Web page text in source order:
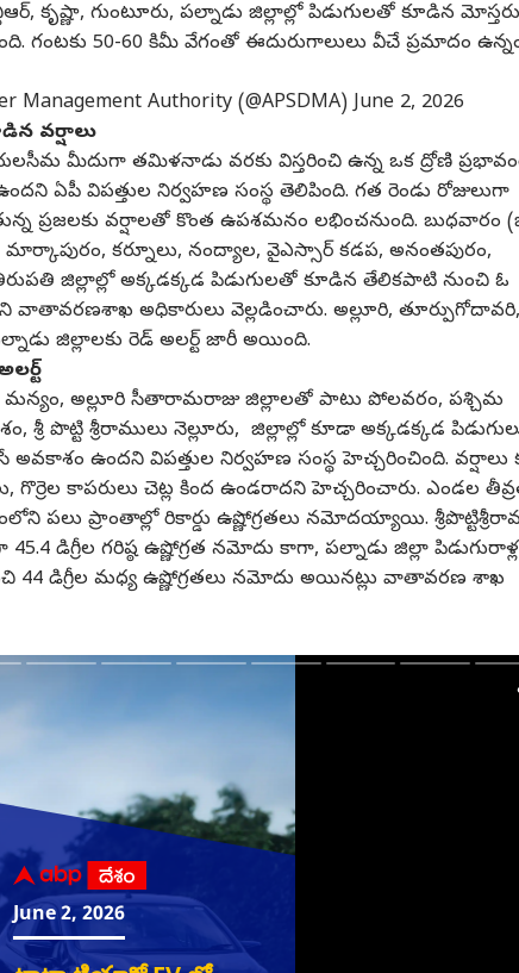
కృష్ణా, గుంటూరు, పల్నాడు జిల్లాల్లో పిడుగులతో కూడిన మోస్తరు
గంటకు 50-60 కిమీ వేగంతో ఈదురుగాలులు వీచే ప్రమాదం
Management Authority (@APSDMA)June 2, 2026
వర్షాలు
మీదుగా తమిళనాడు వరకు విస్తరించి ఉన్న ఒక ద్రోణి
ఏపీ విపత్తుల నిర్వహణ సంస్థ తెలిపింది. గత రెండు రోజులుగా
ప్రజలకు వర్షాలతో కొంత ఉపశమనం లభించనుంది. బుధవారం
మార్కాపురం, కర్నూలు, నంద్యాల, వైఎస్సార్‌ కడప, అనంతపురం,
జిల్లాల్లో అక్కడక్కడ పిడుగులతో కూడిన తేలికపాటి నుంచి ఓ
వాతావరణశాఖ అధికారులు వెల్లడించారు. అల్లూరి, తూర్పుగోదావరి,
జిల్లాలకు రెడ్ అలర్ట్ జారీ అయింది.
మన్యం, అల్లూరి సీతారామరాజు జిల్లాలతో పాటు పోలవరం, పశ్చిమ
శ్రీ పొట్టి శ్రీరాములు నెల్లూరు, జిల్లాల్లో కూడా అక్కడక్కడ
అవకాశం ఉందని విపత్తుల నిర్వహణ సంస్థ హెచ్చరించింది. వర్షాలు
కాపరులు చెట్ల కింద ఉండరాదని హెచ్చరించారు. ఎండల
పలు ప్రాంతాల్లో రికార్డు ఉష్ణోగ్రతలు నమోదయ్యాయి.
డిగ్రీల గరిష్ఠ ఉష్ణోగ్రత నమోదు కాగా, పల్నాడు జిల్లా
44 డిగ్రీల మధ్య ఉష్ణోగ్రతలు నమోదు అయినట్లు వాతావరణ శాఖ
టాప్ రీల్స్
అంబాసిడర్‌గా
చిరంజీవి -
నిర్ణయం?
క్రైమ్
తెలంగాణ బాస్కెట్‌బాల్
అసోసియేషన్ జీఎస్‌పై
పోక్సో కేసు: ప్రుధ్వీశ్వర్
రెడ్డిపై మైనర్ క్రీడాకారిణి
తీవ్ర ఆరోపణలు!
ఆటో
మిడిల్ క్లాస్ వారికి లగ్జరీ
ఫీల్ ఇచ్చే బెస్ట్ బైక్స్ ఇవే..
లిస్ట్ చూసేయండి
భారీ
చేసేదా ?
ఆంధ్రప్రదేశ్
దళారుల రాజ్యం -
తీవ్ర ఆగ్రహం!
హైదరాబాద్
కష్టాలకు చెక్..! నాంపల్లి -